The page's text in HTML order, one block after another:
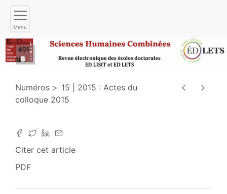
Menu
Numéros
15 | 2015 : Actes du
colloque 2015
Citer cet article
PDF